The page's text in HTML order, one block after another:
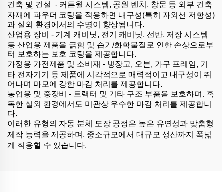
건축 및 건설 - 커튼월 시스템, 공원 벤치, 창문 등 외부 건축
자재에 파우더 코팅을 적용하면 내구성(특히 자외선 저항성)
과 실외 환경에서의 수명이 향상됩니다.
산업용 장비 - 기계 캐비닛, 전기 캐비닛, 선반, 저장 시스템
등 산업용 제품을 긁힘 및 습기/화학물질로 인한 손상으로부
터 보호하는 보호 코팅을 제공합니다.
가정용 가전제품 및 소비재 - 냉장고, 오븐, 가구 프레임, 기
타 전자기기 등 제품에 시각적으로 매력적이고 내구성이 뛰
어나며 마모에 강한 마감 처리를 제공합니다.
농업용 및 중장비 - 트랙터 및 기타 구조 부품을 보호하며, 혹
독한 실외 환경에서도 미관상 우수한 마감 처리를 제공합니
다.
이러한 유형의 자동 분체 도장 공정은 높은 유연성과 맞춤형
제작 능력을 제공하며, 중소규모에서 대규모 생산까지 폭넓
게 적용할 수 있습니다.